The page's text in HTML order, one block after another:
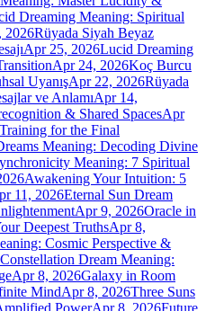
Dreaming Meaning: Spiritual
2026Rüyada Siyah Beyaz
Apr 25, 2026Lucid Dreaming
Apr 24, 2026Koç Burcu
UyanışApr 22, 2026Rüyada
ve AnlamıApr 14,
& Shared SpacesApr
for the Final
Meaning: Decoding Divine
Meaning: 7 Spiritual
Awakening Your Intuition: 5
11, 2026Eternal Sun Dream
Apr 9, 2026Oracle in
Deepest TruthsApr 8,
Cosmic Perspective &
Dream Meaning:
Apr 8, 2026Galaxy in Room
MindApr 8, 2026Three Suns